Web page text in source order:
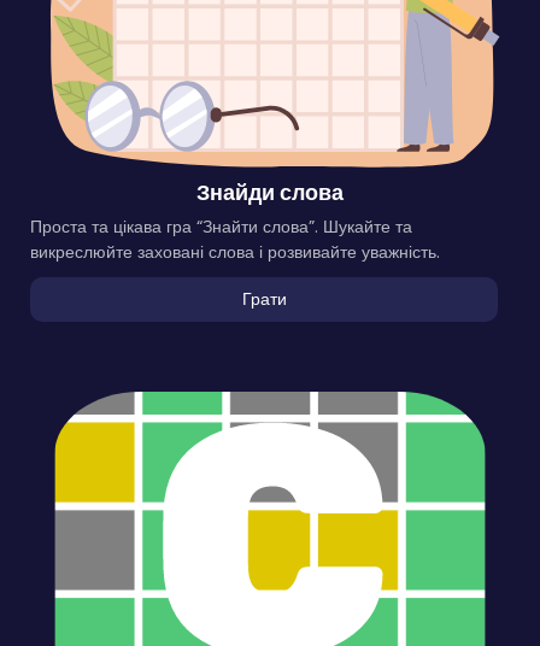
Знайди слова
Проста та цікава гра “Знайти слова”. Шукайте та
викреслюйте заховані слова і розвивайте уважність.
Грати